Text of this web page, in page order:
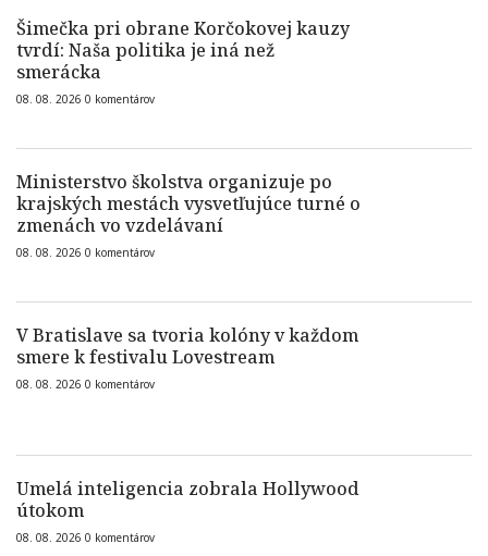
Šimečka pri obrane Korčokovej kauzy
tvrdí: Naša politika je iná než
smerácka
08. 08. 2026 0 komentárov
Ministerstvo školstva organizuje po
krajských mestách vysvetľujúce turné o
zmenách vo vzdelávaní
08. 08. 2026 0 komentárov
V Bratislave sa tvoria kolóny v každom
smere k festivalu Lovestream
08. 08. 2026 0 komentárov
Umelá inteligencia zobrala Hollywood
útokom
08. 08. 2026 0 komentárov